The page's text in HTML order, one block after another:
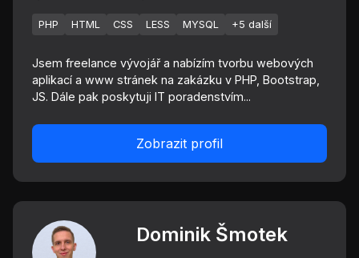
PHP HTML CSS LESS MYSQL +5 další
Jsem freelance vývojář a nabízím tvorbu webových
aplikací a www stránek na zakázku v PHP, Bootstrap,
JS. Dále pak poskytuji IT poradenstvím...
Zobrazit profil
Dominik Šmotek